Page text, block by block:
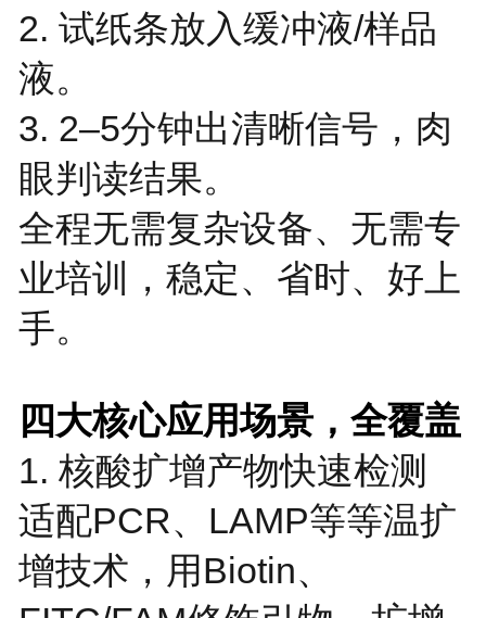
2. 试纸条放入缓冲液/样品
液。
3. 2–5分钟出清晰信号，肉
眼判读结果。
全程无需复杂设备、无需专
业培训，稳定、省时、好上
手。
四大核心应用场景，全覆盖
1. 核酸扩增产物快速检测
适配PCR、LAMP等等温扩
增技术，用Biotin、